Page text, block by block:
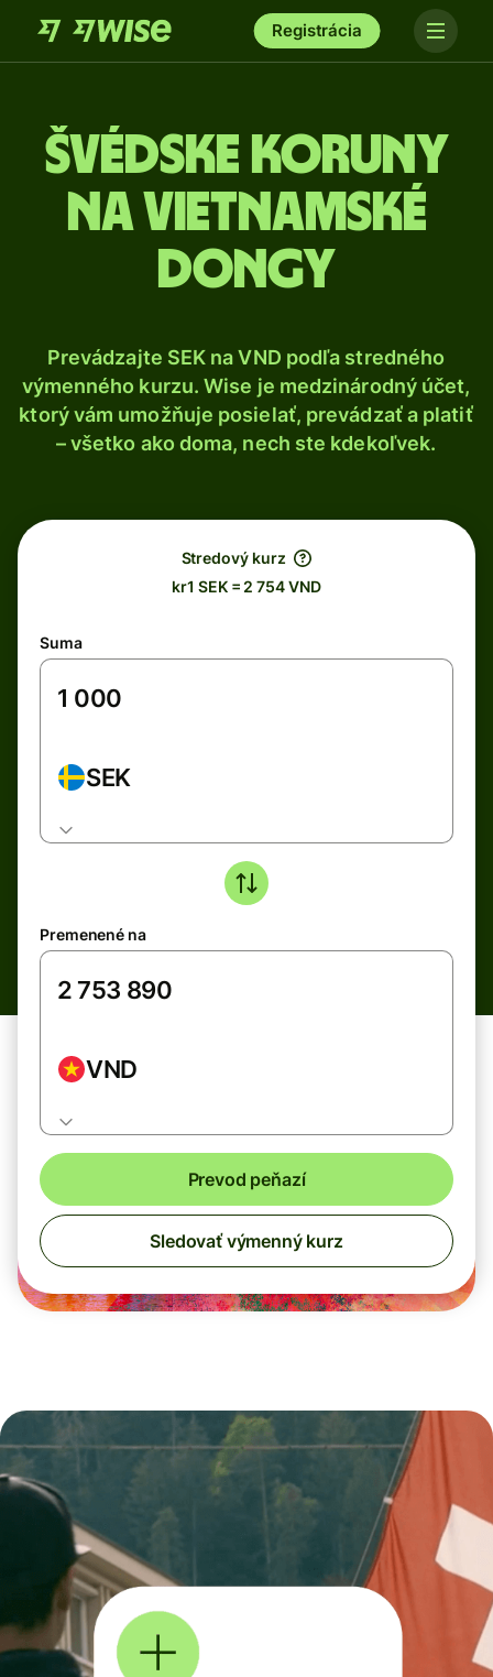
Registrácia
Švédske koruny
na vietnamské
dongy
Prevádzajte SEK na VND podľa stredného
výmenného kurzu. Wise je medzinárodný účet,
ktorý vám umožňuje posielať, prevádzať a platiť
– všetko ako doma, nech ste kdekoľvek.
Stredový kurz
kr1 SEK = 2 754 VND
Suma
SEK
Premenené na
VND
Prevod peňazí
Sledovať výmenný kurz